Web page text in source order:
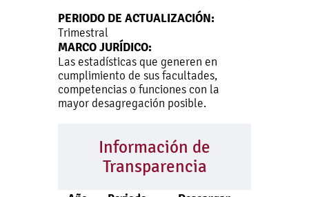
PERIODO DE ACTUALIZACIÓN:
Trimestral
MARCO JURÍDICO:
Las estadísticas que generen en
cumplimiento de sus facultades,
competencias o funciones con la
mayor desagregación posible.
Información de
Transparencia